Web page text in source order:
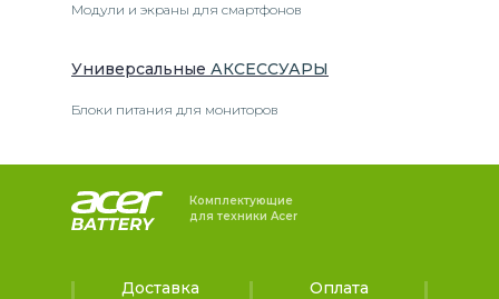
Модули и экраны для смартфонов
Универсальные АКСЕССУАРЫ
Блоки питания для мониторов
Комплектующие
для техники Acer
Доставка Оплата